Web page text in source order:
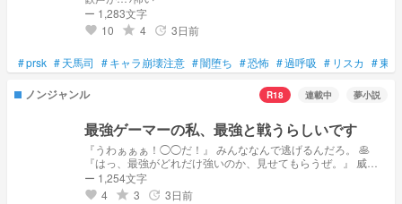
ー 1,283文字
favorite 10 grade 4 update 3日前
#prsk #天馬司 #キャラ崩壊注意 #闇堕ち #恐怖 #過呼吸 # リスカ #東
ノンジャンル R18 連載中 夢小説
最強ゲーマーの私、最強と戦うらしいです
『うわぁぁぁ！◯◯だ！』 みんななんで逃げるんだろ。 🥞
『はっ、最強がどれだけ強いのか、見せてもらうぜ。』 威勢
のいいやつもいるじゃん
ー 1,254文字
favorite 4 grade 3 update 3日前